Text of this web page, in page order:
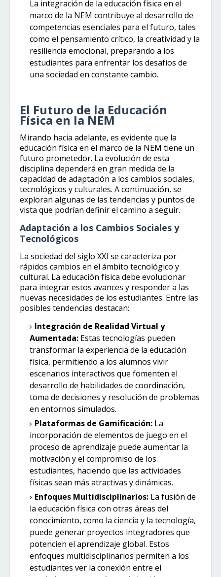
La integración de la educación física en el
marco de la NEM contribuye al desarrollo de
competencias esenciales para el futuro, tales
como el pensamiento crítico, la creatividad y la
resiliencia emocional, preparando a los
estudiantes para enfrentar los desafíos de
una sociedad en constante cambio.
El Futuro de la Educación
Física en la NEM
Mirando hacia adelante, es evidente que la
educación física en el marco de la NEM tiene un
futuro prometedor. La evolución de esta
disciplina dependerá en gran medida de la
capacidad de adaptación a los cambios sociales,
tecnológicos y culturales. A continuación, se
exploran algunas de las tendencias y puntos de
vista que podrían definir el camino a seguir.
Adaptación a los Cambios Sociales y
Tecnológicos
La sociedad del siglo XXI se caracteriza por
rápidos cambios en el ámbito tecnológico y
cultural. La educación física debe evolucionar
para integrar estos avances y responder a las
nuevas necesidades de los estudiantes. Entre las
posibles tendencias destacan:
Integración de Realidad Virtual y
Aumentada: Estas tecnologías pueden
transformar la experiencia de la educación
física, permitiendo a los alumnos vivir
escenarios interactivos que fomenten el
desarrollo de habilidades de coordinación,
toma de decisiones y resolución de problemas
en entornos simulados.
Plataformas de Gamificación: La
incorporación de elementos de juego en el
proceso de aprendizaje puede aumentar la
motivación y el compromiso de los
estudiantes, haciendo que las actividades
físicas sean más atractivas y dinámicas.
Enfoques Multidisciplinarios: La fusión de
la educación física con otras áreas del
conocimiento, como la ciencia y la tecnología,
puede generar proyectos integradores que
potencien el aprendizaje global. Estos
enfoques multidisciplinarios permiten a los
estudiantes ver la conexión entre el